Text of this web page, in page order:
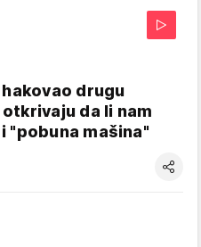
drugu
da li nam
"pobuna mašina"